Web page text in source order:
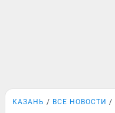
КАЗАНЬ ВСЕ НОВОСТИ